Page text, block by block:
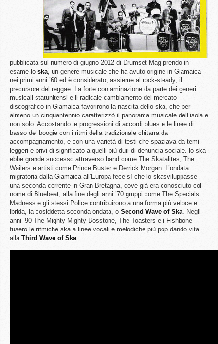
pubblicata sul numero di giugno 2012 di Drumset Mag prendo in
esame lo ska, un genere musicale che ha avuto origine in Giamaica
nei primi anni ’60 ed è considerato, assieme al rock-steady, il
precursore del reggae. La forte contaminazione da parte dei generi
musicali statunitensi e il radicale cambiamento del mercato
discografico in Giamaica favorirono la nascita dello ska, che per
almeno un cinquantennio caratterizzò il panorama musicale dell’isola e
non solo. Accostando le progressioni di accordi blues e le linee di
basso del boogie con i ritmi della tradizionale chitarra da
accompagnamento, e con una varietà di testi che spaziava da temi
leggeri e privi di significato a quelli più duri di denuncia sociale, lo ska
ebbe grande successo attraverso band come The Skatalites, The
Wailers e artisti come Prince Buster e Derrick Morgan. L’ondata
migratoria dalla Giamaica all’Europa fece sì che lo skasviluppasse
una seconda corrente in Gran Bretagna, dove già era conosciuto col
nome di Bluebeat; alla fine degli anni ’70 gruppi come The Specials,
Madness e gli stessi Police contribuirono a una forma più veloce e
ibrida, la cosiddetta seconda ondata, o Second Wave of Ska. Negli
anni ’90 The Mighty Mighty Bosstone, The Toasters e i Fishbone
fusero le ritmiche ska a linee vocali e melodiche più pop dando vita
alla Third Wave of Ska.